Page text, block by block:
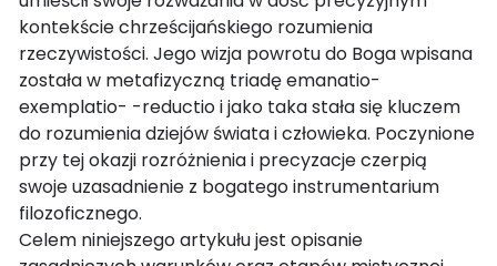
kontekście chrześcijańskiego rozumienia
rzeczywistości. Jego wizja powrotu do Boga wpisana
została w metafizyczną triadę emanatio-
exemplatio- -reductio i jako taka stała się kluczem
do rozumienia dziejów świata i człowieka. Poczynione
przy tej okazji rozróżnienia i precyzacje czerpią
swoje uzasadnienie z bogatego instrumentarium
filozoficznego.
Celem niniejszego artykułu jest opisanie